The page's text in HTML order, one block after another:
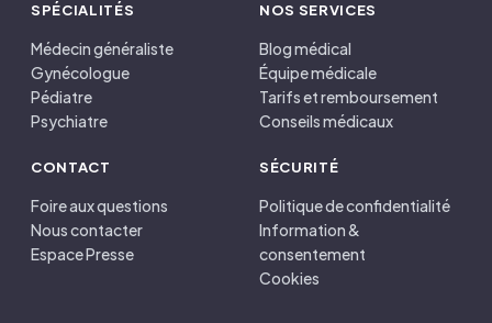
SPÉCIALITÉS
Médecin généraliste
Gynécologue
Pédiatre
Psychiatre
NOS SERVICES
Blog médical
Équipe médicale
Tarifs et remboursement
Conseils médicaux
CONTACT
Foire aux questions
Nous contacter
Espace Presse
SÉCURITÉ
Politique de confidentialité
Information &
consentement
Cookies